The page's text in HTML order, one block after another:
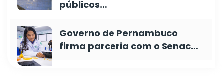
públicos…
Governo de Pernambuco
firma parceria com o Senac…